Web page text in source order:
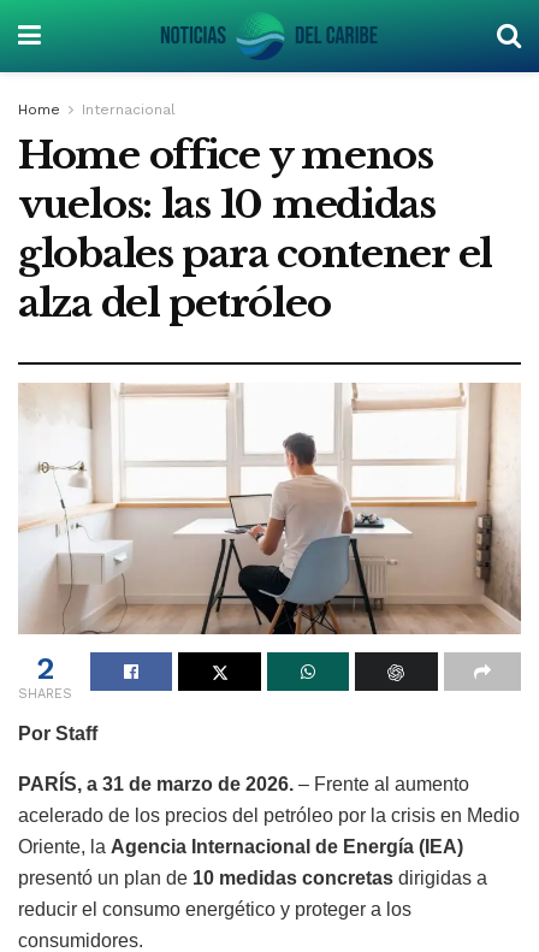
Home Internacional
Home office y menos
vuelos: las 10 medidas
globales para contener el
alza del petróleo
2
SHARES
Por Staff
PARÍS, a 31 de marzo de 2026. – Frente al aumento
acelerado de los precios del petróleo por la crisis en Medio
Oriente, la Agencia Internacional de Energía (IEA)
presentó un plan de 10 medidas concretas dirigidas a
reducir el consumo energético y proteger a los
consumidores.